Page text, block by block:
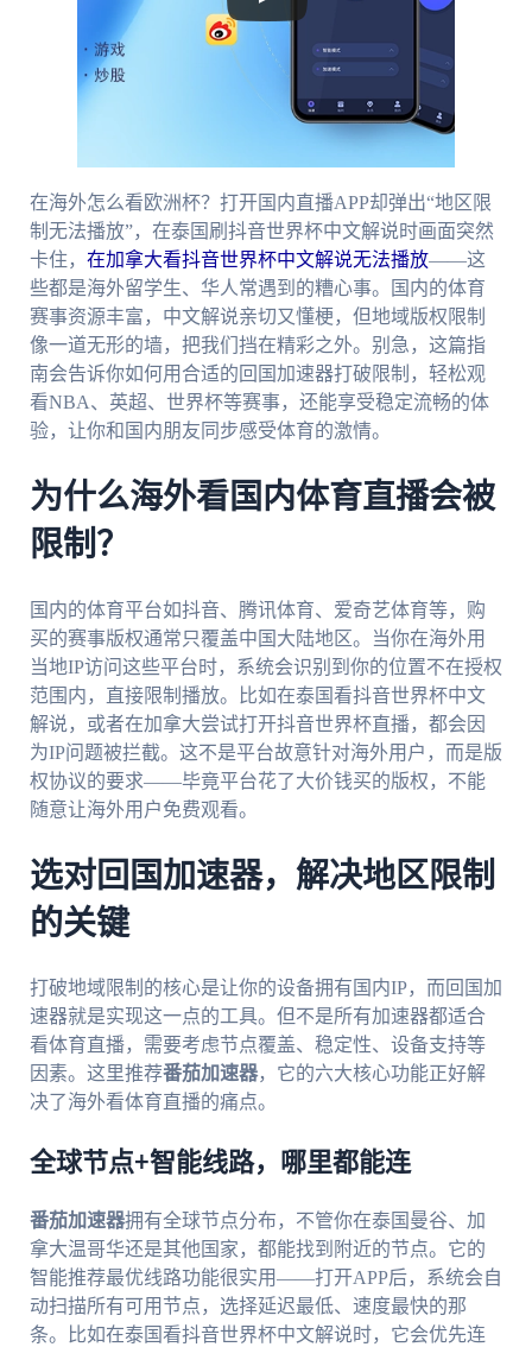
在海外怎么看欧洲杯？打开国内直播APP却弹出“地区限
制无法播放”，在泰国刷抖音世界杯中文解说时画面突然
卡住， 在加拿大看抖音世界杯中文解说无法播放——这
些都是海外留学生、华人常遇到的糟心事。国内的体育
赛事资源丰富，中文解说亲切又懂梗，但地域版权限制
像一道无形的墙，把我们挡在精彩之外。别急，这篇指
南会告诉你如何用合适的回国加速器打破限制，轻松观
看NBA、英超、世界杯等赛事，还能享受稳定流畅的体
验，让你和国内朋友同步感受体育的激情。
为什么海外看国内体育直播会被
限制？
国内的体育平台如抖音、腾讯体育、爱奇艺体育等，购
买的赛事版权通常只覆盖中国大陆地区。当你在海外用
当地IP访问这些平台时，系统会识别到你的位置不在授权
范围内，直接限制播放。比如在泰国看抖音世界杯中文
解说，或者在加拿大尝试打开抖音世界杯直播，都会因
为IP问题被拦截。这不是平台故意针对海外用户，而是版
权协议的要求——毕竟平台花了大价钱买的版权，不能
随意让海外用户免费观看。
选对回国加速器，解决地区限制
的关键
打破地域限制的核心是让你的设备拥有国内IP，而回国加
速器就是实现这一点的工具。但不是所有加速器都适合
看体育直播，需要考虑节点覆盖、稳定性、设备支持等
因素。这里推荐番茄加速器，它的六大核心功能正好解
决了海外看体育直播的痛点。
全球节点+智能线路，哪里都能连
番茄加速器拥有全球节点分布，不管你在泰国曼谷、加
拿大温哥华还是其他国家，都能找到附近的节点。它的
智能推荐最优线路功能很实用——打开APP后，系统会自
动扫描所有可用节点，选择延迟最低、速度最快的那
条。比如在泰国看抖音世界杯中文解说时，它会优先连